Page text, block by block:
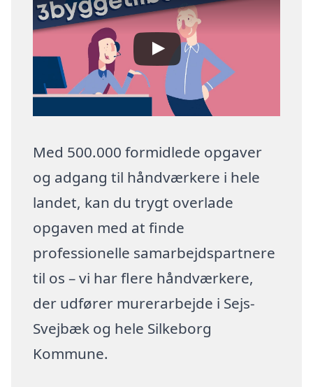
Med 500.000 formidlede opgaver
og adgang til håndværkere i hele
landet, kan du trygt overlade
opgaven med at finde
professionelle samarbejdspartnere
til os – vi har flere håndværkere,
der udfører murerarbejde i Sejs-
Svejbæk og hele Silkeborg
Kommune.